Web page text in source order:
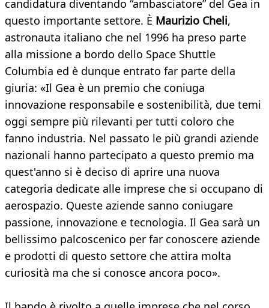
candidatura diventando “ambasciatore” del Gea in
questo importante settore. È Maurizio Cheli,
astronauta italiano che nel 1996 ha preso parte
alla missione a bordo dello Space Shuttle
Columbia ed è dunque entrato far parte della
giuria: «Il Gea è un premio che coniuga
innovazione responsabile e sostenibilità, due temi
oggi sempre più rilevanti per tutti coloro che
fanno industria. Nel passato le più grandi aziende
nazionali hanno partecipato a questo premio ma
quest'anno si è deciso di aprire una nuova
categoria dedicate alle imprese che si occupano di
aerospazio. Queste aziende sanno coniugare
passione, innovazione e tecnologia. Il Gea sarà un
bellissimo palcoscenico per far conoscere aziende
e prodotti di questo settore che attira molta
curiosità ma che si conosce ancora poco».